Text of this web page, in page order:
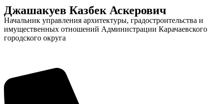
Джашакуев Казбек Аскерович
Начальник управления архитектуры, градостроительства и
имущественных отношений Администрации Карачаевского
городского округа